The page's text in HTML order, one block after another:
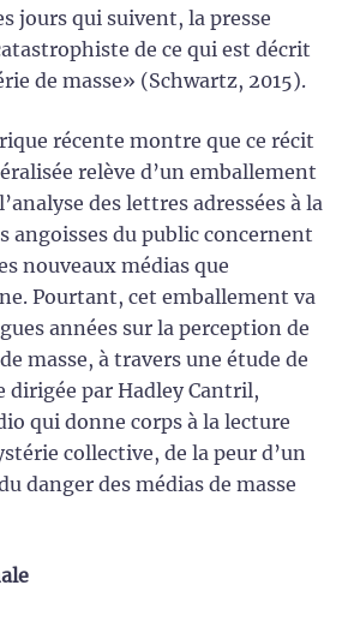
jours qui suivent, la presse
de ce qui est décrit
de masse» (Schwartz, 2015).
récente montre que ce récit
relève d’un emballement
des lettres adressées à la
angoisses du public concernent
nouveaux médias que
Pourtant, cet emballement va
années sur la perception de
masse, à travers une étude de
dirigée par Hadley Cantril,
qui donne corps à la lecture
collective, de la peur d’un
danger des médias de masse